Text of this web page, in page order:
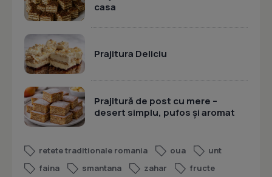
casa
Prajitura Deliciu
Prajitură de post cu mere –
desert simplu, pufos și aromat
retete traditionale romania oua
unt
faina
smantana zahar
fructe